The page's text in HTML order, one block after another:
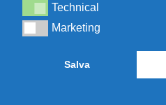
Correre al
tua maratona!
TechnicalTechnical
MarketingMarketing
Salva